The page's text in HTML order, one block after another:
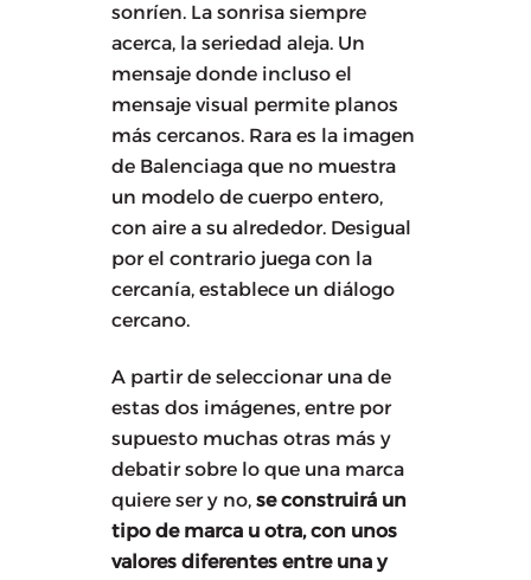
sonríen. La sonrisa siempre
acerca, la seriedad aleja. Un
mensaje donde incluso el
mensaje visual permite planos
más cercanos. Rara es la imagen
de Balenciaga que no muestra
un modelo de cuerpo entero,
con aire a su alrededor. Desigual
por el contrario juega con la
cercanía, establece un diálogo
cercano.
A partir de seleccionar una de
estas dos imágenes, entre por
supuesto muchas otras más y
debatir sobre lo que una marca
quiere ser y no, se construirá un
tipo de marca u otra, con unos
valores diferentes entre una y